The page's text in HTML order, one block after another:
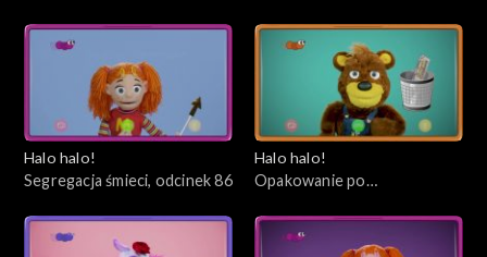
Halo halo!
Segregacja śmieci, odcinek 86
Halo halo!
Opakowanie po